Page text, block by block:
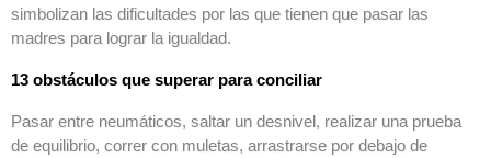
simbolizan las dificultades por las que tienen que pasar las
madres para lograr la igualdad.
13 obstáculos que superar para conciliar
Pasar entre neumáticos, saltar un desnivel, realizar una prueba
de equilibrio, correr con muletas, arrastrarse por debajo de